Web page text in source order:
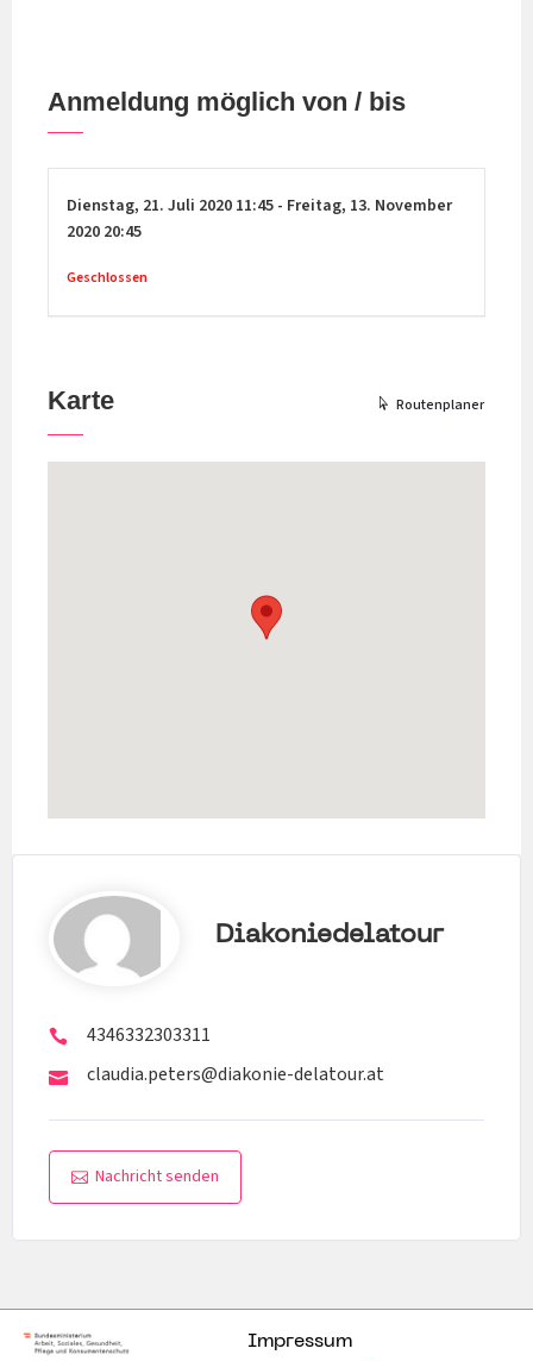
Anmeldung möglich von / bis
Dienstag, 21. Juli 2020 11:45 - Freitag, 13. November
2020 20:45
Geschlossen
Karte Routenplaner
Diakoniedelatour
4346332303311
claudia.peters@diakonie-delatour.at
Nachricht senden
Impressum